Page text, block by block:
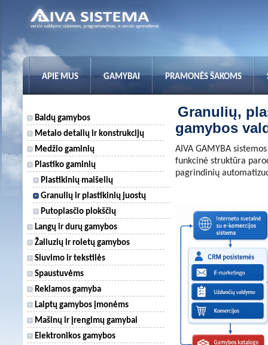
APIE MUS GAMYBAI PRAMONĖS ŠAKOMS
Baldų gamybos
Metalo detalių ir konstrukcijų
Medžio gaminių
Plastiko gaminių
Plastikinių maišelių
Granulių ir plastikinių juostų
Putoplasčio plokščių
Langų ir durų gamybos
Žaliuzių ir roletų gamybos
Siuvimo ir tekstilės
Spaustuvėms
Reklamos gamyba
Laiptų gamybos įmonėms
Mašinų ir įrengimų gamybai
Elektronikos gamybos
Granulių,
gamybos
AIVA GAMYBA
funkcinė struktūra
pagrindinių